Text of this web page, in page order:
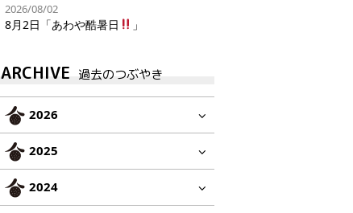
2026/08/02
8月2日「あわや酷暑日 」
ARCHIVE 過去のつぶやき
2026
2025
2024